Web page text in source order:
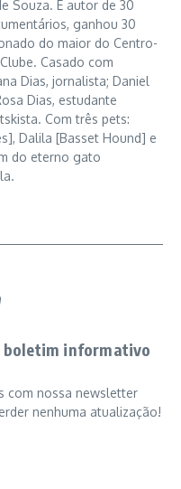
Souza. É autor de 30
ganhou 30
do maior do Centro-
Casado com
Dias, jornalista; Daniel
Dias, estudante
Com três pets:
Dalila [Basset Hound] e
do eterno gato
boletim informativo
com nossa newsletter
nenhuma atualização!